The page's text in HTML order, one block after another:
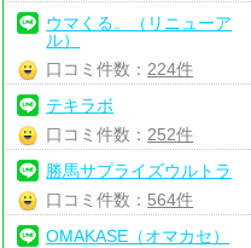
ウマくる。（リニューア
ル）
口コミ件数： 224件
テキラボ
口コミ件数： 252件
勝馬サプライズウルトラ
口コミ件数： 564件
OMAKASE（オマカセ）